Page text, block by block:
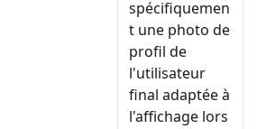
spécifiquemen
t une photo de
profil de
l'utilisateur
final adaptée à
l'affichage lors